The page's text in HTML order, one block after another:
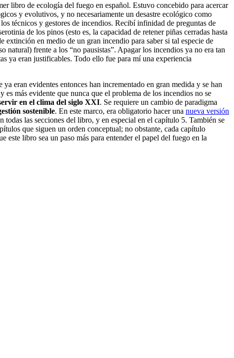
libro de ecología del fuego en español. Estuvo concebido para acercar
y evolutivos, y no necesariamente un desastre ecológico como
técnicos y gestores de incendios. Recibí infinidad de preguntas de
de los pinos (esto es, la capacidad de retener piñas cerradas hasta
en medio de un gran incendio para saber si tal especie de
natural) frente a los “no pausistas”. Apagar los incendios ya no era tan
ya eran justificables. Todo ello fue para mí una experiencia
eran evidentes entonces han incrementado en gran medida y se han
más evidente que nunca que el problema de los incendios no se
en el clima del siglo XXI. Se requiere un cambio de paradigma
sostenible. En este marco, era obligatorio hacer una nueva versión
las secciones del libro, y en especial en el capítulo 5. También se
que siguen un orden conceptual; no obstante, cada capítulo
este libro sea un paso más para entender el papel del fuego en la